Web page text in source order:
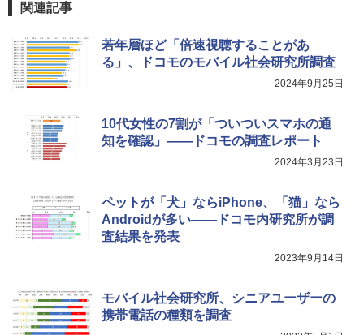
関連記事
若年層ほど「倍速視聴することがあ
る」、ドコモのモバイル社会研究所調査
2024年9月25日
10代女性の7割が「ついついスマホの通
知を確認」――ドコモの調査レポート
2024年3月23日
ペットが「犬」ならiPhone、「猫」なら
Androidが多い――ドコモ内研究所が調
査結果を発表
2023年9月14日
モバイル社会研究所、シニアユーザーの
携帯電話の種類を調査